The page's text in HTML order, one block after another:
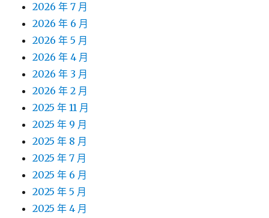
2026 年 7 月
2026 年 6 月
2026 年 5 月
2026 年 4 月
2026 年 3 月
2026 年 2 月
2025 年 11 月
2025 年 9 月
2025 年 8 月
2025 年 7 月
2025 年 6 月
2025 年 5 月
2025 年 4 月